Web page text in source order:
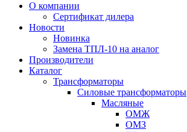
О компании
Сертификат дилера
Новости
Новинка
Замена ТПЛ-10 на аналог
Производители
Каталог
Трансформаторы
Cиловые трансформаторы
Масляные
ОМЖ
ОМЗ